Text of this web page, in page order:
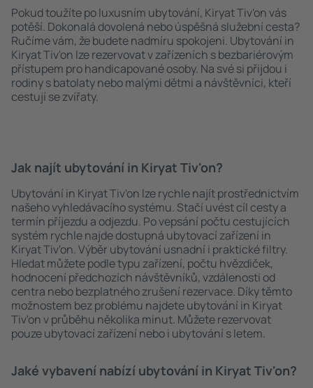
Pokud toužíte po luxusním ubytování, Kiryat Tiv'on vás
potěší. Dokonalá dovolená nebo úspěšná služební cesta?
Ručíme vám, že budete nadmíru spokojeni. Ubytování in
Kiryat Tiv'on lze rezervovat v zařízeních s bezbariérovým
přístupem pro handicapované osoby. Na své si přijdou i
rodiny s batolaty nebo malými dětmi a návštěvníci, kteří
cestují se zvířaty.
Jak najít ubytování in Kiryat Tiv'on?
Ubytování in Kiryat Tiv'on lze rychle najít prostřednictvím
našeho vyhledávacího systému. Stačí uvést cíl cesty a
termín příjezdu a odjezdu. Po vepsání počtu cestujících
systém rychle najde dostupná ubytovací zařízení in
Kiryat Tiv'on. Výběr ubytování usnadní i praktické filtry.
Hledat můžete podle typu zařízení, počtu hvězdiček,
hodnocení předchozích návštěvníků, vzdálenosti od
centra nebo bezplatného zrušení rezervace. Díky těmto
možnostem bez problému najdete ubytování in Kiryat
Tiv'on v průběhu několika minut. Můžete rezervovat
pouze ubytovací zařízení nebo i ubytování s letem.
Jaké vybavení nabízí ubytování in Kiryat Tiv'on?